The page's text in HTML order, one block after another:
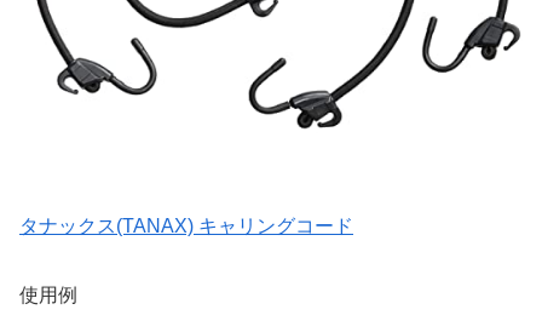
タナックス(TANAX) キャリングコード
使用例